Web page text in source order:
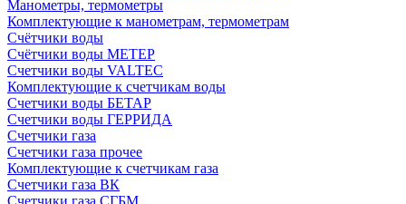
Манометры, термометры
Комплектующие к манометрам, термометрам
Счётчики воды
Счётчики воды МЕТЕР
Счетчики воды VALTEC
Комплектующие к счетчикам воды
Счетчики воды БЕТАР
Счетчики воды ГЕРРИДА
Счетчики газа
Счетчики газа прочее
Комплектующие к счетчикам газа
Счетчики газа ВК
Счетчики газа СГБМ